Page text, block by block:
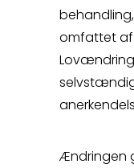
omfattet af
Ændringen